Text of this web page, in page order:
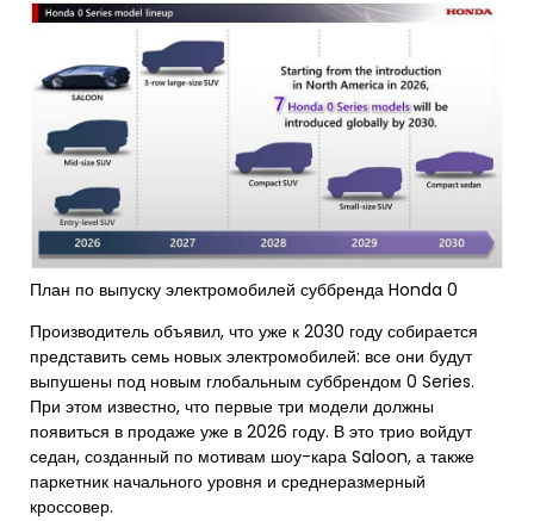
План по выпуску электромобилей суббренда Honda 0
Производитель объявил, что уже к 2030 году собирается
представить семь новых электромобилей: все они будут
выпушены под новым глобальным суббрендом 0 Series.
При этом известно, что первые три модели должны
появиться в продаже уже в 2026 году. В это трио войдут
седан, созданный по мотивам шоу-кара Saloon, а также
паркетник начального уровня и среднеразмерный
кроссовер.